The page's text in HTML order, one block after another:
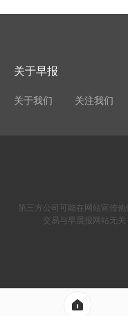
关于早报
关于我们 关注我们
第三方公司可能在网站宣传
交易与早晨报网站无关